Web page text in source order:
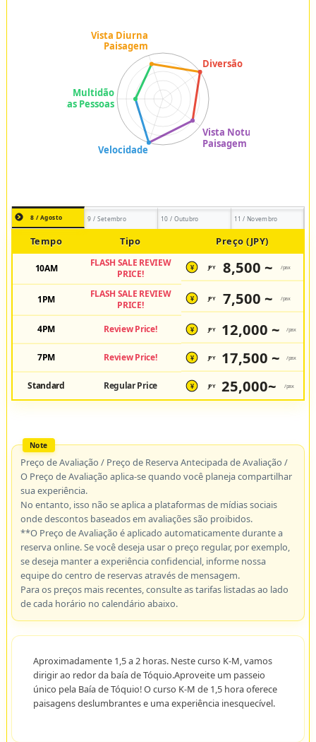
8 / Agosto 9 / Setembro 10 / Outubro 11 / Novembro
Tempo Tipo Preço (JPY)
10AM
FLASH SALE REVIEW
PRICE!
¥ JPY 8,500 ~ /pax
1PM
FLASH SALE REVIEW
PRICE!
¥ JPY 7,500 ~ /pax
4PM Review Price! ¥ JPY 12,000 ~ /pax
7PM Review Price! ¥ JPY 17,500 ~ /pax
Standard Regular Price ¥ JPY 25,000~ /pax
Preço de Avaliação / Preço de Reserva Antecipada de Avaliação /
O Preço de Avaliação aplica-se quando você planeja compartilhar
sua experiência.
No entanto, isso não se aplica a plataformas de mídias sociais
onde descontos baseados em avaliações são proibidos.
**O Preço de Avaliação é aplicado automaticamente durante a
reserva online. Se você deseja usar o preço regular, por exemplo,
se deseja manter a experiência confidencial, informe nossa
equipe do centro de reservas através de mensagem.
Para os preços mais recentes, consulte as tarifas listadas ao lado
de cada horário no calendário abaixo.
Aproximadamente 1,5 a 2 horas. Neste curso K-M, vamos
dirigir ao redor da baía de Tóquio.Aproveite um passeio
único pela Baía de Tóquio! O curso K-M de 1,5 hora oferece
paisagens deslumbrantes e uma experiência inesquecível.